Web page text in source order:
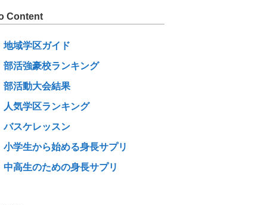
Content
地域学区ガイド
部活強豪校ランキング
部活動大会結果
人気学区ランキング
バスケレッスン
小学生から始める身長サプリ
中高生のための身長サプリ